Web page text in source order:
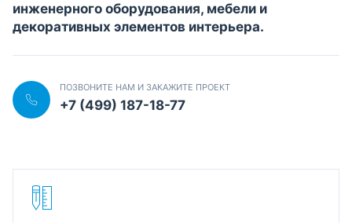
инженерного оборудования, мебели и
декоративных элементов интерьера.
ПОЗВОНИТЕ НАМ И ЗАКАЖИТЕ ПРОЕКТ
+7 (499) 187-18-77